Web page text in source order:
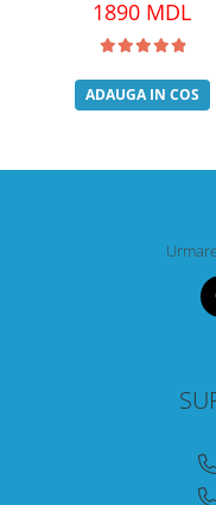
1890 MDL
ADAUGA IN COS